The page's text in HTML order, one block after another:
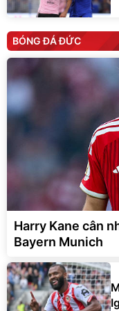
BÓNG ĐÁ ĐỨC
Harry Kane cân
Bayern Munich